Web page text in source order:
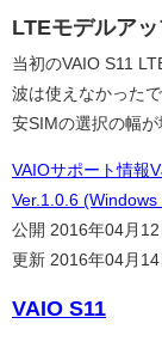
LTEモデルア
当初のVAIO S11
波は使えなかった
安SIMの選択の幅が
VAIOサポート情報
Ver.1.0.6
公開 2016年04月
更新 2016年04月
VAIO S11